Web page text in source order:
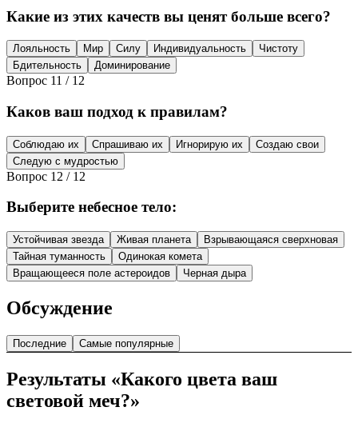
Какие из этих качеств вы ценят больше всего?
Лояльность Мир Силу Индивидуальность
Чистоту
Бдительность
Доминирование
Вопрос 11 / 12
Каков ваш подход к правилам?
Соблюдаю их Спрашиваю их Игнорирую их
Создаю свои
Следую с мудростью
Вопрос 12 / 12
Выберите небесное тело:
Устойчивая звезда Живая планета
Взрывающаяся сверхновая
Тайная туманность
Одинокая комета
Вращающееся поле астероидов
Черная дыра
Обсуждение
Последние Самые популярные
Результаты «Какого цвета ваш
световой меч?»